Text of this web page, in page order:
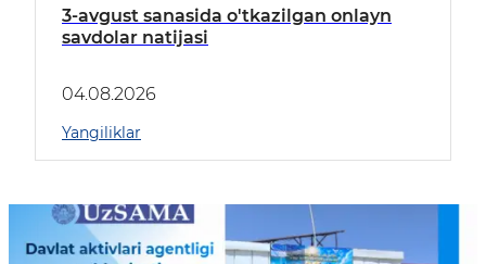
3-avgust sanasida o'tkazilgan onlayn
savdolar natijasi
04.08.2026
Yangiliklar